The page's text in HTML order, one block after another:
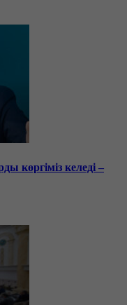
көргіміз келеді –